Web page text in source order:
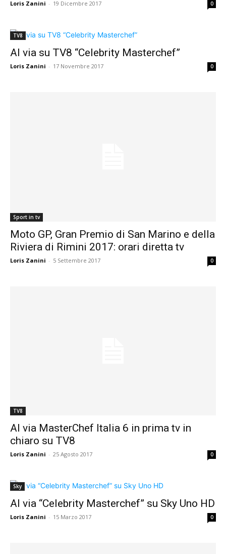
Loris Zanini - 19 Dicembre 2017 0
TV8
Al via su TV8 “Celebrity Masterchef”
Loris Zanini - 17 Novembre 2017 0
Sport in tv
Moto GP, Gran Premio di San Marino e della
Riviera di Rimini 2017: orari diretta tv
Loris Zanini - 5 Settembre 2017 0
TV8
Al via MasterChef Italia 6 in prima tv in
chiaro su TV8
Loris Zanini - 25 Agosto 2017 0
Sky
Al via “Celebrity Masterchef” su Sky Uno HD
Loris Zanini - 15 Marzo 2017 0